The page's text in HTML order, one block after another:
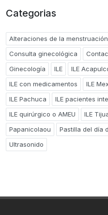
Categorias
Alteraciones de la menstruación
Consulta ginecológica
Ginecología
ILE ILE
ILE con medicamentos
ILE
ILE Pachuca
ILE pacientes
ILE quirúrgico o AMEU
ILE
Papanicolaou
Pastilla del día
Ultrasonido